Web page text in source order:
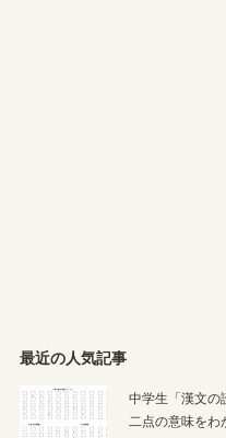
最近の人気記事
中学生「漢文の
二点の意味をわ